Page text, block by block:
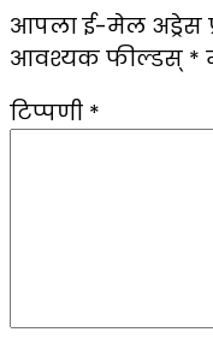
आपला ई-मेल अड्रेस
आवश्यक फील्डस् *
टिप्पणी *